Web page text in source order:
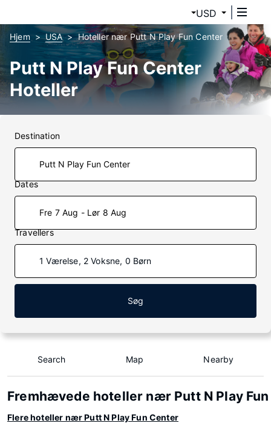
USD
Hjem USA Hoteller nær Putt N Play Fun Center
Putt N Play Fun Center
Hoteller
Destination
Dates
Fre 7 Aug - Lør 8 Aug
Travellers
1 Værelse, 2 Voksne, 0 Børn
Søg
Search Map Nearby
Fremhævede hoteller nær Putt N Play
Flere hoteller nær Putt N Play Fun Center